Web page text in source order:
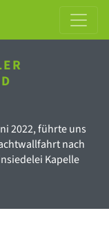
2022, führte uns
nach
Kapelle